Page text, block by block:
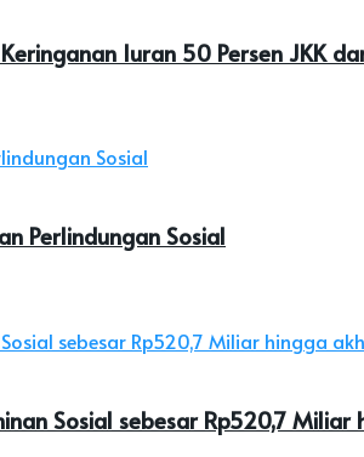
Iuran 50 Persen JKK
Perlindungan Sosial
Sosial sebesar Rp520,7